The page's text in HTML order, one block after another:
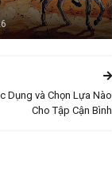
Dụng và Chọn Lựa Nào
Cho Tập Cận Bình